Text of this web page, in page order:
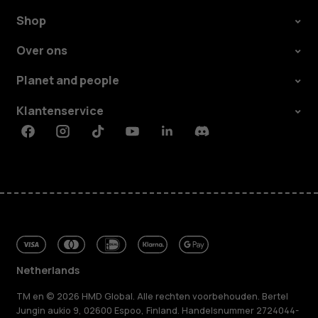
Shop
Over ons
Planet and people
Klantenservice
FacebookInstagramTiktokYoutubeLinkedinDiscord
Netherlands
TM en © 2026 HMD Global. Alle rechten voorbehouden. Bertel
Jungin aukio 9, 02600 Espoo, Finland. Handelsnummer 2724044-